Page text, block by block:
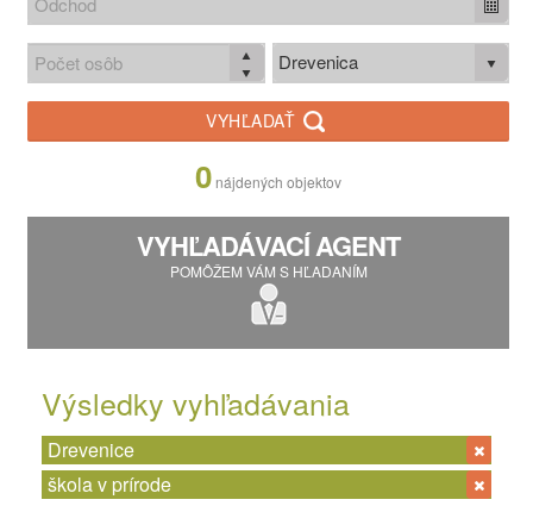
Drevenica
VYHĽADAŤ
0 nájdených objektov
VYHĽADÁVACÍ AGENT
POMÔŽEM VÁM S HĽADANÍM
Výsledky vyhľadávania
Drevenice
škola v prírode